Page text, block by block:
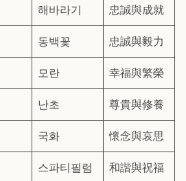
해바라기 忠誠與成就
동백꽃 忠誠與毅力
모란 幸福與繁榮
난초 尊貴與修養
국화 懷念與哀思
스파티필럼 和諧與祝福